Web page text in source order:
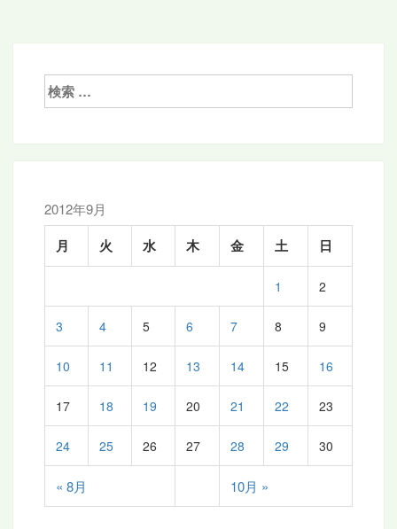
検
索:
2012年9月
月 火 水 木 金 土 日
« 8月 10月 »
1 2
3 4 5 6 7 8 9
10 11 12 13 14 15 16
17 18 19 20 21 22 23
24 25 26 27 28 29 30